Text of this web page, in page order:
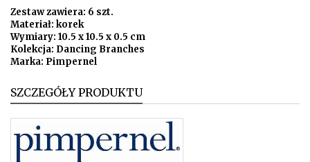
Zestaw zawiera: 6 szt.
Materiał: korek
Wymiary: 10.5 x 10.5 x 0.5 cm
Kolekcja: Dancing Branches
Marka: Pimpernel
SZCZEGÓŁY PRODUKTU